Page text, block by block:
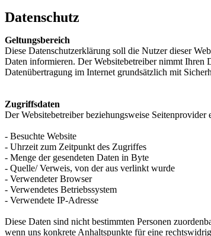
Datenschutz
Geltungsbereich
Diese Datenschutzerklärung soll die Nutzer dieser
Daten informieren. Der Websitebetreiber nimmt Ihren
Datenübertragung im Internet grundsätzlich mit
Zugriffsdaten
Der Websitebetreiber beziehungsweise
- Besuchte Website
- Uhrzeit zum Zeitpunkt des Zugriffes
- Menge der gesendeten Daten in Byte
- Quelle/ Verweis, von der aus verlinkt wurde
- Verwendeter Browser
- Verwendetes Betriebssystem
- Verwendete IP-Adresse
Diese Daten sind nicht bestimmten Personen
wenn uns konkrete Anhaltspunkte für eine